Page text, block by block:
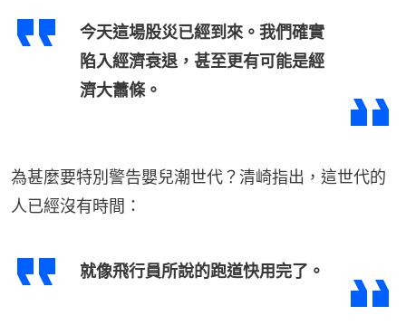
今天這場股災已經到來。我們確實
陷入經濟衰退，甚至更有可能是經
濟大蕭條。
為甚麼要特別警告嬰兒潮世代？清崎指出，這世代的
人已經沒有時間：
就像飛行員所說的跑道快用完了。